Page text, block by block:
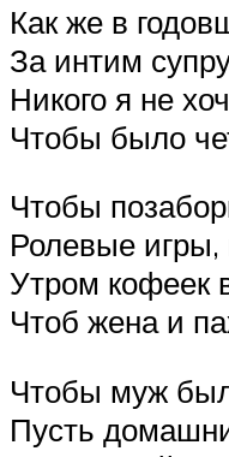
Как же в
За интим
Никого я не
Чтобы было
Чтобы
Ролевые
Утром кофеек
Чтоб жена и
Чтобы муж
Пусть